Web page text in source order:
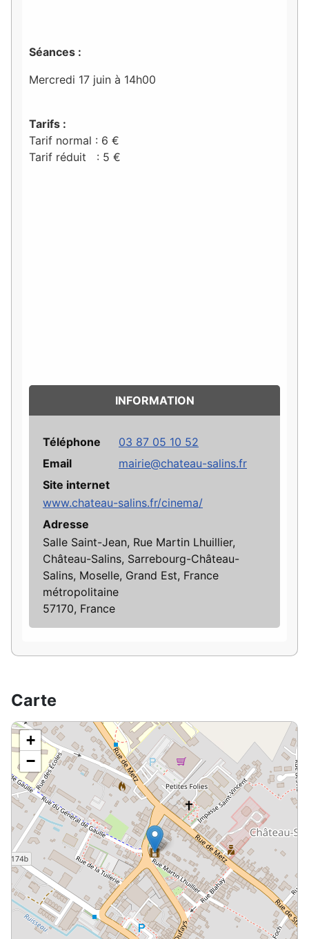
Séances :
Mercredi 17 juin à 14h00
Tarifs :
Tarif normal : 6 €
Tarif réduit : 5 €
INFORMATION
Téléphone
03 87 05 10 52
Email
mairie@chateau-salins.fr
Site internet
www.chateau-salins.fr/cinema/
Adresse
Salle Saint-Jean, Rue Martin Lhuillier,
Château-Salins, Sarrebourg-Château-
Salins, Moselle, Grand Est, France
métropolitaine
57170, France
Carte
+
−